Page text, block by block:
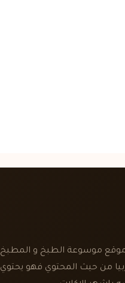
موسوعة الطبخ و المطبخ
من حيث المحتوي فهو يحتوي